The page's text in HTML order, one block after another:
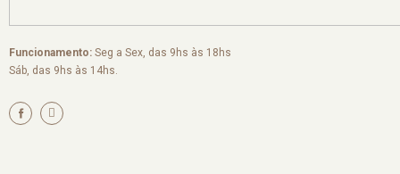
Funcionamento: Seg a Sex, das 9hs às 18hs
Sáb, das 9hs às 14hs.
I
n
s